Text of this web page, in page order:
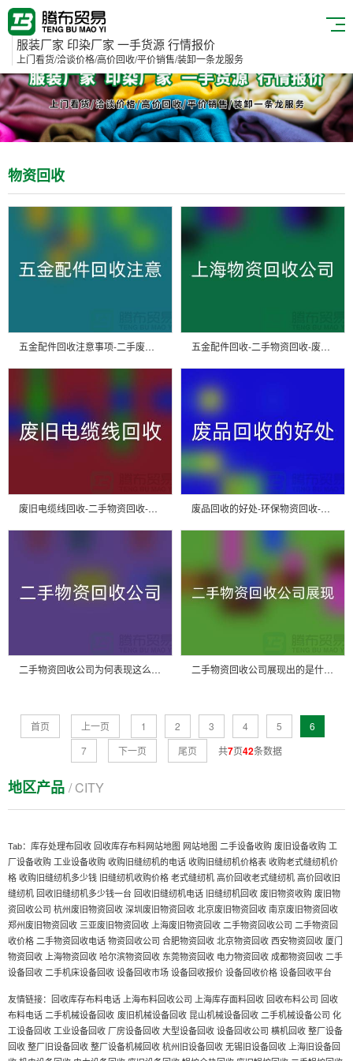
服装厂家 印染厂家 一手货源 行情报价
上门看货/洽谈价格/高价回收/平价销售/装卸一条龙服务
物资回收
五金配件回收注意事项-二手废旧物资回收-常熟物资回收公司 五金配件回收-二手物资回收-废旧物资回收-上海物资回收公司
废旧电缆线回收-二手物资回收-废旧物资回收-上海物资回收公司 废品回收的好处-环保物资回收-废旧物资回收-上海物资回收公司
二手物资回收公司为何表现这么好_上海腾布贸易有限公司 二手物资回收公司展现出的是什么_上海腾布贸易有限公司
首页 上一页 1 2 3 4 5
6
7
下一页 尾页 共7页42条数据
地区产品 / CITY
Tab： 库存处理布回收 回收库存布料网站地图 网站地图 二手设备收购 废旧设备收购 工
厂设备收购 工业设备收购 收购旧缝纫机的电话 收购旧缝纫机价格表 收购老式缝纫机价
格 收购旧缝纫机多少钱 旧缝纫机收购价格 老式缝纫机 高价回收老式缝纫机 高价回收旧
缝纫机 回收旧缝纫机多少钱一台 回收旧缝纫机电话 旧缝纫机回收 废旧物资收购 废旧物
资回收公司 杭州废旧物资回收 深圳废旧物资回收 北京废旧物资回收 南京废旧物资回收
郑州废旧物资回收 三亚废旧物资回收 上海废旧物资回收 二手物资回收公司 二手物资回
收价格 二手物资回收电话 物资回收公司 合肥物资回收 北京物资回收 西安物资回收 厦门
物资回收 上海物资回收 哈尔滨物资回收 东莞物资回收 电力物资回收 成都物资回收 二手
设备回收 二手机床设备回收 设备回收市场 设备回收报价 设备回收价格 设备回收平台
友情链接： 回收库存布料电话上海布料回收公司 上海库存面料回收 回收布料公司 回收
布料电话二手机械设备回收 废旧机械设备回收 昆山机械设备回收二手机械设备公司 化
工设备回收工业设备回收厂房设备回收大型设备回收设备回收公司 横机回收整厂设备
回收整厂旧设备回收整厂设备机械回收杭州旧设备回收无锡旧设备回收上海旧设备回